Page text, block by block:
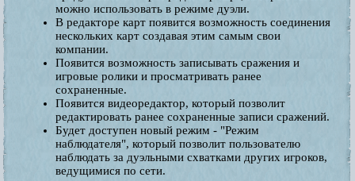
можно использовать в режиме дуэли.
В редакторе карт появится возможность соединения
нескольких карт создавая этим самым свои
компании.
Появится возможность записывать сражения и
игровые ролики и просматривать ранее
сохраненные.
Появится видеоредактор, который позволит
редактировать ранее сохраненные записи сражений.
Будет доступен новый режим - "Режим
наблюдателя", который позволит пользователю
наблюдать за дуэльными схватками других игроков,
ведущимися по сети.